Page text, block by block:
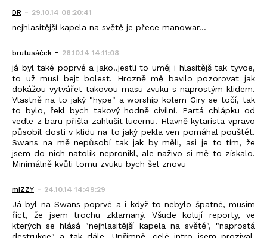
DR - 29.10.14 08:20:41
nejhlasitější kapela na světě je přece manowar...
brutusáček - 28.10.14 14:11:08
já byl také poprvé a jako..jestli to uměj i hlasitějš tak tyvoe,
to už musí bejt bolest. Hrozně mě bavilo pozorovat jak
dokážou vytvářet takovou masu zvuku s naprostým klidem.
Vlastně na to jaký "hype" a worship kolem Giry se točí, tak
to bylo, řekl bych takový hodně civilní. Partá chlápku od
vedle z baru přišla zahlušit lucernu. Hlavně kytarista vpravo
působil dosti v klidu na to jaký pekla ven pomáhal pouštět.
Swans na mě nepůsobí tak jak by měli, asi je to tím, že
jsem do nich natolik nepronikl, ale naživo si mě to získalo.
Minimálně kvůli tomu zvuku bych šel znovu
mIZZY - 24.10.14 14:49:29
Já byl na Swans poprvé a i když to nebylo špatné, musím
říct, že jsem trochu zklamaný. Všude kolují reporty, ve
kterých se hlásá "nejhlasitější kapela na světě", "naprostá